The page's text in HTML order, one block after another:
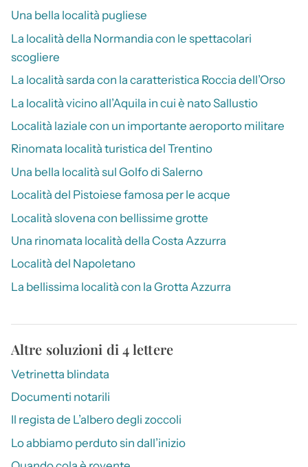
Una bella località pugliese
La località della Normandia con le spettacolari
scogliere
La località sarda con la caratteristica Roccia dell’Orso
La località vicino all’Aquila in cui è nato Sallustio
Località laziale con un importante aeroporto militare
Rinomata località turistica del Trentino
Una bella località sul Golfo di Salerno
Località del Pistoiese famosa per le acque
Località slovena con bellissime grotte
Una rinomata località della Costa Azzurra
Località del Napoletano
La bellissima località con la Grotta Azzurra
Altre soluzioni di 4 lettere
Vetrinetta blindata
Documenti notarili
Il regista de L’albero degli zoccoli
Lo abbiamo perduto sin dall’inizio